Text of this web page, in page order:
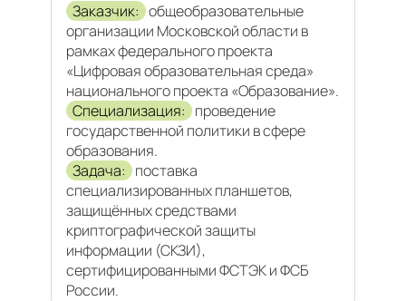
Заказчик: общеобразовательные
организации Московской области в
рамках федерального проекта
«Цифровая образовательная среда»
национального проекта «Образование».
Специализация: проведение
государственной политики в сфере
образования.
Задача: поставка
специализированных планшетов,
защищённых средствами
криптографической защиты
информации (СКЗИ),
сертифицированными ФСТЭК и ФСБ
России.